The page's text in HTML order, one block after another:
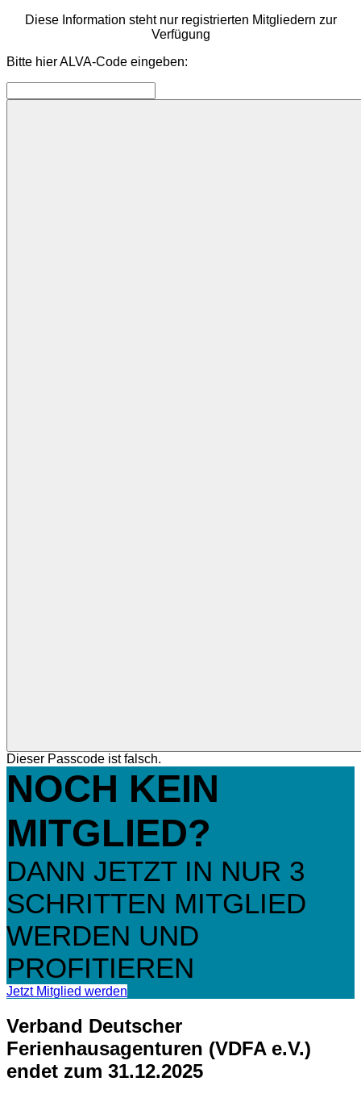
Diese Information steht nur registrierten Mitgliedern zur
Verfügung
Bitte hier ALVA-Code eingeben:
Dieser Passcode ist falsch.
NOCH KEIN
MITGLIED?
DANN JETZT IN NUR 3
SCHRITTEN MITGLIED
WERDEN UND
PROFITIEREN
Jetzt Mitglied werden
Verband Deutscher
Ferienhausagenturen (VDFA e.V.)
endet zum 31.12.2025